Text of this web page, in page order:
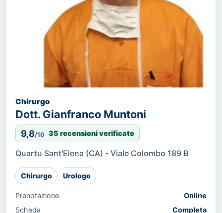
Chirurgo
Dott. Gianfranco Muntoni
9,8/10 35 recensioni verificate
Quartu Sant'Elena (CA) - Viale Colombo 189 B
Chirurgo Urologo
Prenotazione
Online
Scheda
Completa